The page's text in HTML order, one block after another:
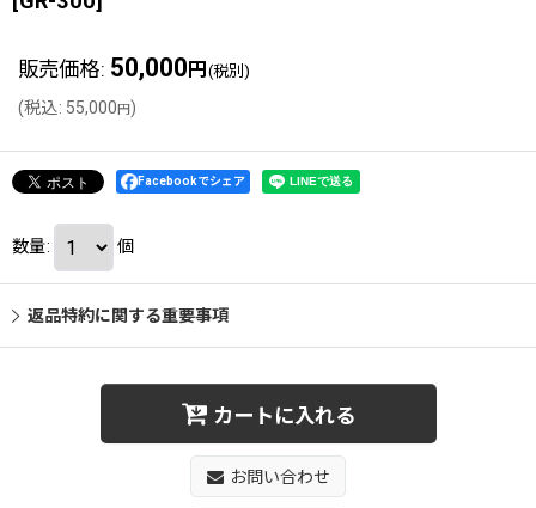
販売価格: 50,000 円 (税別)
(税込: 55,000円)
Facebookでシェア
数量: 個
返品特約に関する重要事項
カートに入れる
お問い合わせ